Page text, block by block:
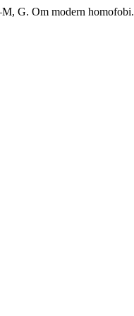
G. Om modern homofobi.